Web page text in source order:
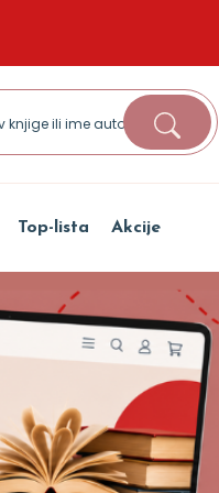
Top-lista Akcije